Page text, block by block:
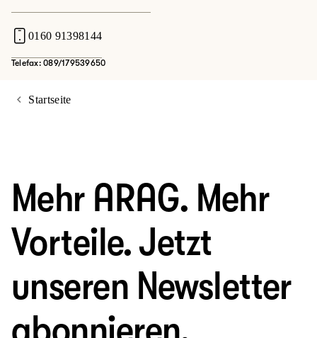
0160 91398144
Telefax: 089/179539650
Startseite
Mehr ARAG. Mehr
Vorteile. Jetzt
unseren Newsletter